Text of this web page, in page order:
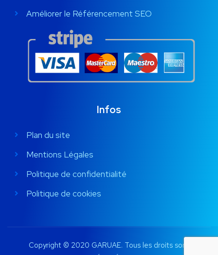
Améliorer le Référencement SEO
Infos
Plan du site
Mentions Légales
Politique de confidentialité
Politique de cookies
Copyright © 2020 GARUAE. Tous les droits sont